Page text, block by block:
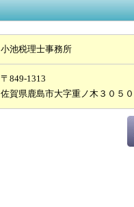
小池税理士事務所
〒849-1313
佐賀県鹿島市大字重ノ木３０５